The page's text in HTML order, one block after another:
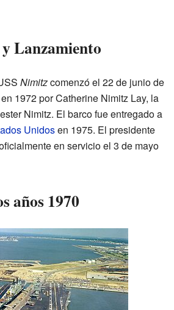
Lanzamiento
Nimitzcomenzó el 22 de junio de
1972 por Catherine Nimitz Lay, la
Nimitz. El barco fue entregado a
Unidosen 1975. El presidente
en servicio el 3 de mayo
años 1970